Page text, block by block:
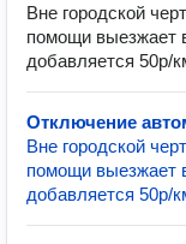
Вне городской
помощи выезжает
добавляется 50р/
Отключение
Вне городской
помощи выезжает
добавляется 50р/